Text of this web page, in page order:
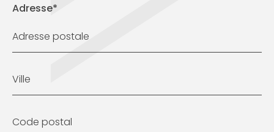
Adresse*
Adresse postale
Ville
Code postal